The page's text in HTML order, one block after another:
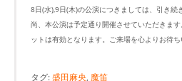
8日(水),9日(木)の公演につきましては、引き続
尚、本公演は予定通り開催させていただきま
ットは有効となります。ご来場を心よりお待ち
タグ:盛田麻央, 魔笛